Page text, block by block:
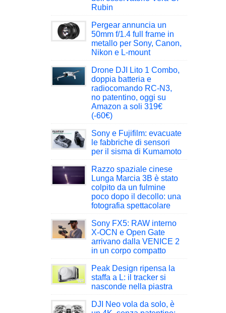
Rubin
Pergear annuncia un
50mm f/1.4 full frame in
metallo per Sony, Canon,
Nikon e L-mount
Drone DJI Lito 1 Combo,
doppia batteria e
radiocomando RC-N3,
no patentino, oggi su
Amazon a soli 319€
(-60€)
Sony e Fujifilm: evacuate
le fabbriche di sensori
per il sisma di Kumamoto
Razzo spaziale cinese
Lunga Marcia 3B è stato
colpito da un fulmine
poco dopo il decollo: una
fotografia spettacolare
Sony FX5: RAW interno
X-OCN e Open Gate
arrivano dalla VENICE 2
in un corpo compatto
Peak Design ripensa la
staffa a L: il tracker si
nasconde nella piastra
DJI Neo vola da solo, è